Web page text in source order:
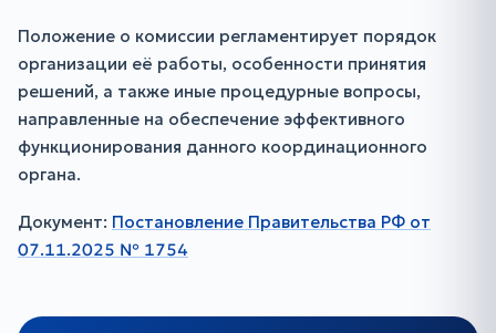
Положение о комиссии регламентирует порядок
организации её работы, особенности принятия
решений, а также иные процедурные вопросы,
направленные на обеспечение эффективного
функционирования данного координационного
органа.
Документ: Постановление Правительства РФ от
07.11.2025 № 1754